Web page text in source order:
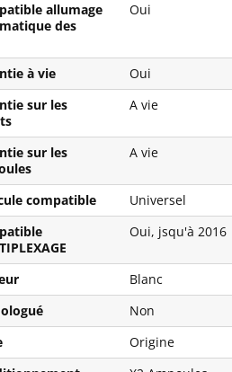
allumage
des
Oui
à vie
Oui
sur les
A vie
sur les
A vie
compatible
Universel
Oui, jsqu'à 2016
Blanc
Non
Origine